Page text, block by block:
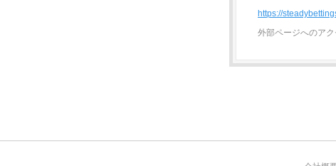
https://
外部ページへのア